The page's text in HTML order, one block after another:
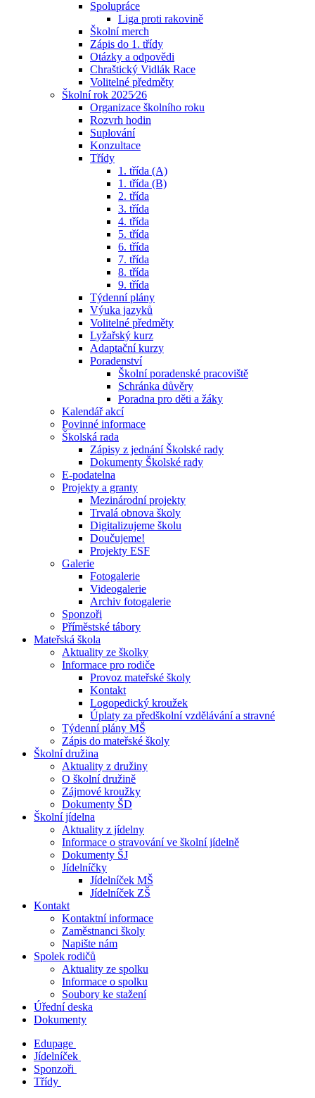
Spolupráce
Liga proti rakovině
Školní merch
Zápis do 1. třídy
Otázky a odpovědi
Chraštický Vidlák Race
Volitelné předměty
Školní rok 2025⁄26
Organizace školního roku
Rozvrh hodin
Suplování
Konzultace
Třídy
1. třída (A)
1. třída (B)
2. třída
3. třída
4. třída
5. třída
6. třída
7. třída
8. třída
9. třída
Týdenní plány
Výuka jazyků
Volitelné předměty
Lyžařský kurz
Adaptační kurzy
Poradenství
Školní poradenské pracoviště
Schránka důvěry
Poradna pro děti a žáky
Kalendář akcí
Povinné informace
Školská rada
Zápisy z jednání Školské rady
Dokumenty Školské rady
E-podatelna
Projekty a granty
Mezinárodní projekty
Trvalá obnova školy
Digitalizujeme školu
Doučujeme!
Projekty ESF
Galerie
Fotogalerie
Videogalerie
Archiv fotogalerie
Sponzoři
Příměstské tábory
Mateřská škola
Aktuality ze školky
Informace pro rodiče
Provoz mateřské školy
Kontakt
Logopedický kroužek
Úplaty za předškolní vzdělávání a stravné
Týdenní plány MŠ
Zápis do mateřské školy
Školní družina
Aktuality z družiny
O školní družině
Zájmové kroužky
Dokumenty ŠD
Školní jídelna
Aktuality z jídelny
Informace o stravování ve školní jídelně
Dokumenty ŠJ
Jídelníčky
Jídelníček MŠ
Jídelníček ZŠ
Kontakt
Kontaktní informace
Zaměstnanci školy
Napište nám
Spolek rodičů
Aktuality ze spolku
Informace o spolku
Soubory ke stažení
Úřední deska
Dokumenty
Edupage
Jídelníček
Sponzoři
Třídy